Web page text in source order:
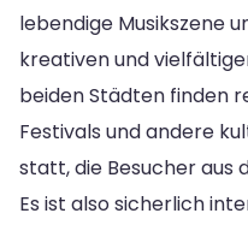
lebendige Musikszene
kreativen und
beiden Städten finden
Festivals und andere
statt, die Besucher aus
Es ist also sicherlich